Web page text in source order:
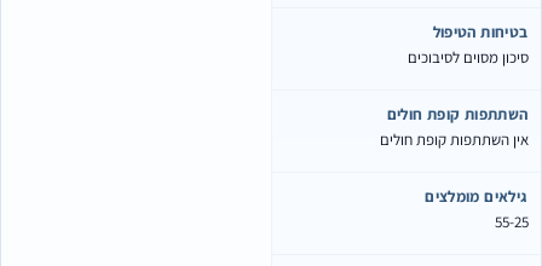
הטיפול
מסוים לסיבוכים
קופת חולים
השתתפות קופת חולים
מומלצים
55-